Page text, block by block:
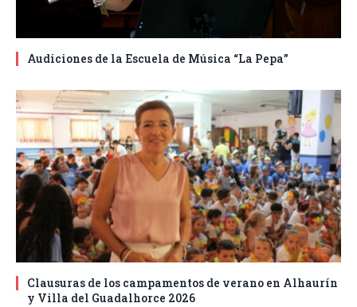
Audiciones de la Escuela de Música “La Pepa”
Clausuras de los campamentos de verano en Alhaurín
y Villa del Guadalhorce 2026